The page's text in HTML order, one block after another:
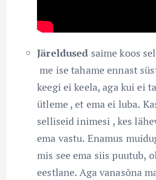
Järeldused saime koos
me ise tahame ennast
keegi ei keela, aga kui ei
ütleme , et ema ei luba.
selliseid inimesi , kes
ema vastu. Enamus
mis see ema siis puutub,
eestlane. Aga vanasõna